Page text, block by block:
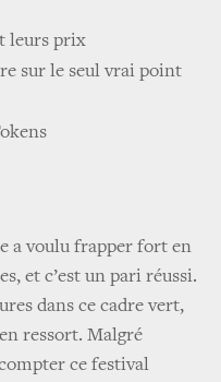
leurs prix
sur le seul vrai point
a voulu frapper fort en
et c’est un pari réussi.
dans ce cadre vert,
ressort. Malgré
ce festival